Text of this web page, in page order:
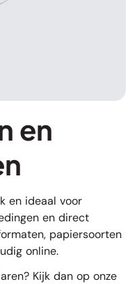
en
en ideaal voor
en direct
papiersoorten
online.
Kijk dan op onze